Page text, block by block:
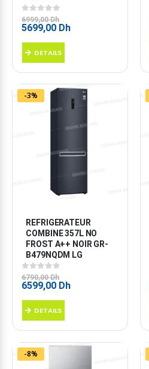
0sur 5
6999,00Dh
Le
initial
était :
6999,00 Dh.
5699,00 DhLe
DETAILS
-3%
REFRIGERATEUR
COMBINE 357L NO
FROST A++ NOIR GR-
B479NQDM LG
0sur 5
6790,00Dh
Le
était :
6790,00 Dh.
6599,00 DhLe
DETAILS
-8%